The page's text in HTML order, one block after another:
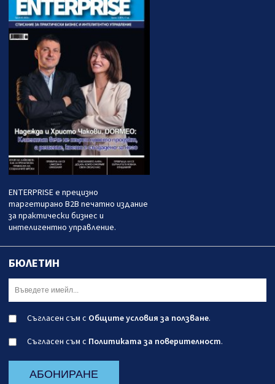
ENTERPRISE е прецизно
таргетирано B2B печатно издание
за практически бизнес и
интелигентно управление.
БЮЛЕТИН
Съгласен съм с Общите условия за ползване.
Съгласен съм с Политиката за поверителност.
АБОНИРАНЕ